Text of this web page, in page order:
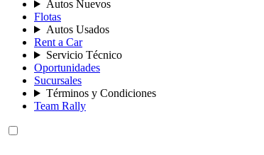
Autos Nuevos
Flotas
Autos Usados
Rent a Car
Servicio Técnico
Oportunidades
Sucursales
Términos y Condiciones
Team Rally